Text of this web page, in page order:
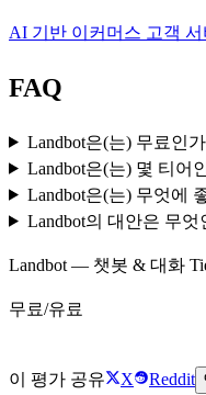
AI 기반 이커머스 고객
FAQ
Landbot은(는) 무료인
Landbot은(는) 몇 티어
Landbot은(는) 무엇에
Landbot의 대안은 무엇
Landbot — 챗봇 & 대화
무료/유료
이 평가 공유 X Reddit